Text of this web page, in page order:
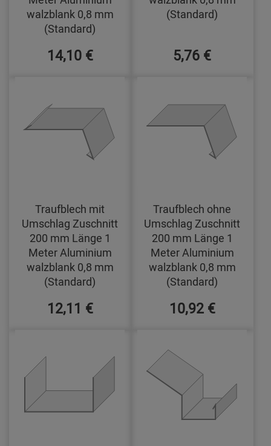
walzblank 0,8 mm
(Standard)
14,10 €
(Standard)
5,76 €
Traufblech mit
Umschlag Zuschnitt
200 mm Länge 1
Meter Aluminium
walzblank 0,8 mm
(Standard)
12,11 €
Traufblech ohne
Umschlag Zuschnitt
200 mm Länge 1
Meter Aluminium
walzblank 0,8 mm
(Standard)
10,92 €